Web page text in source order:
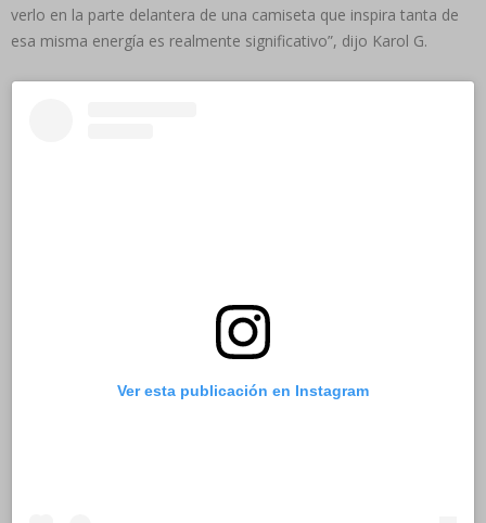
verlo en la parte delantera de una camiseta que inspira tanta de
esa misma energía es realmente significativo”, dijo Karol G.
Ver esta publicación en Instagram